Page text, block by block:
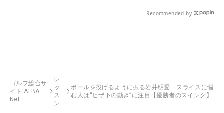
Recommended by
ゴルフ総合サ
イト ALBA
Net
レ
ッ
ス
ン
ボールを投げるように振る岩井明愛 スライスに悩
む人は“ヒザ下の動き”に注目【優勝者のスイング】